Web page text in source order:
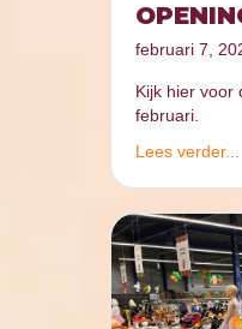
februari 7,
Kijk hier voor
februari.
Lees verder...